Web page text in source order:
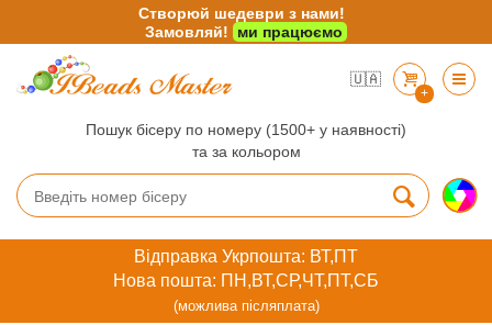
🇺🇦
+
Пошук бісеру по номеру (1500+ у наявності)
та за кольором
Відправка Укрпошта: ВТ,ПТ
Нова пошта: ПН,ВТ,СР,ЧТ,ПТ,СБ
(можлива післяплата)
Створюй шедеври з нами!
Замовляй!
ми працюємо